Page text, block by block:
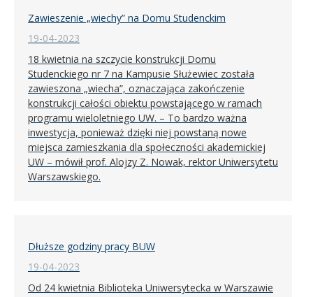
Zawieszenie „wiechy” na Domu Studenckim
19-04-2023
18 kwietnia na szczycie konstrukcji Domu
Studenckiego nr 7 na Kampusie Służewiec została
zawieszona „wiecha”, oznaczająca zakończenie
konstrukcji całości obiektu powstającego w ramach
programu wieloletniego UW. – To bardzo ważna
inwestycja, ponieważ dzięki niej powstaną nowe
miejsca zamieszkania dla społeczności akademickiej
UW – mówił prof. Alojzy Z. Nowak, rektor Uniwersytetu
Warszawskiego.
Dłuższe godziny pracy BUW
19-04-2023
Od 24 kwietnia Biblioteka Uniwersytecka w Warszawie